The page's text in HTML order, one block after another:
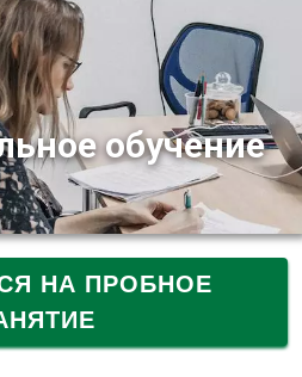
обучение
НА ПРОБНОЕ